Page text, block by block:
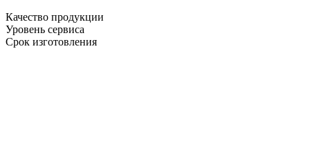
Качество продукции
Уровень сервиса
Срок изготовления